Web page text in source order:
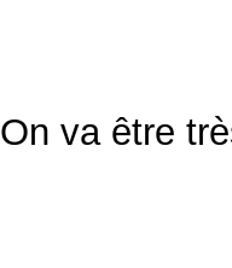
On va être